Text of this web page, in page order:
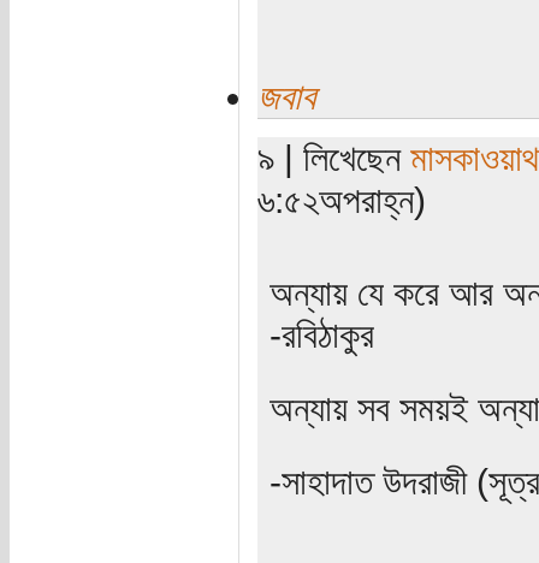
জবাব
৯ | লিখেছেন
৬:৫২অপরাহ্ন)
অন্যায় যে করে আর
-রবিঠাকুর
অন্যায় সব সময়ই
-সাহাদাত উদরাজী